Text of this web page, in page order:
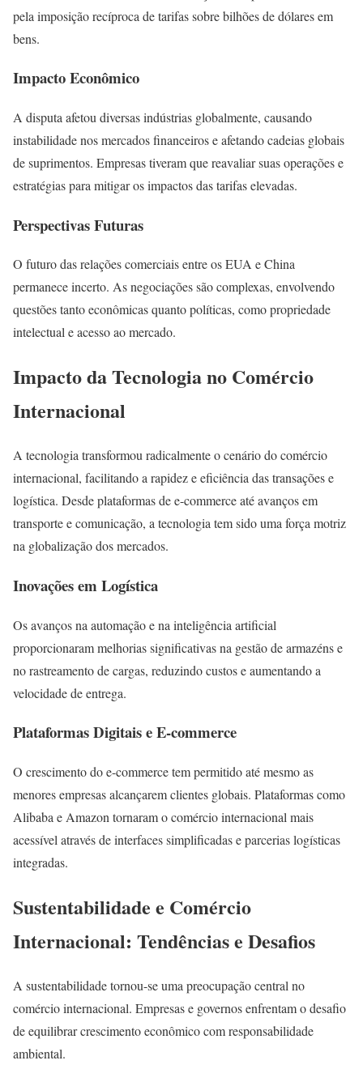
pela imposição recíproca de tarifas sobre bilhões de dólares em
bens.
Impacto Econômico
A disputa afetou diversas indústrias globalmente, causando
instabilidade nos mercados financeiros e afetando cadeias globais
de suprimentos. Empresas tiveram que reavaliar suas operações e
estratégias para mitigar os impactos das tarifas elevadas.
Perspectivas Futuras
O futuro das relações comerciais entre os EUA e China
permanece incerto. As negociações são complexas, envolvendo
questões tanto econômicas quanto políticas, como propriedade
intelectual e acesso ao mercado.
Impacto da Tecnologia no Comércio
Internacional
A tecnologia transformou radicalmente o cenário do comércio
internacional, facilitando a rapidez e eficiência das transações e
logística. Desde plataformas de e-commerce até avanços em
transporte e comunicação, a tecnologia tem sido uma força motriz
na globalização dos mercados.
Inovações em Logística
Os avanços na automação e na inteligência artificial
proporcionaram melhorias significativas na gestão de armazéns e
no rastreamento de cargas, reduzindo custos e aumentando a
velocidade de entrega.
Plataformas Digitais e E-commerce
O crescimento do e-commerce tem permitido até mesmo as
menores empresas alcançarem clientes globais. Plataformas como
Alibaba e Amazon tornaram o comércio internacional mais
acessível através de interfaces simplificadas e parcerias logísticas
integradas.
Sustentabilidade e Comércio
Internacional: Tendências e Desafios
A sustentabilidade tornou-se uma preocupação central no
comércio internacional. Empresas e governos enfrentam o desafio
de equilibrar crescimento econômico com responsabilidade
ambiental.